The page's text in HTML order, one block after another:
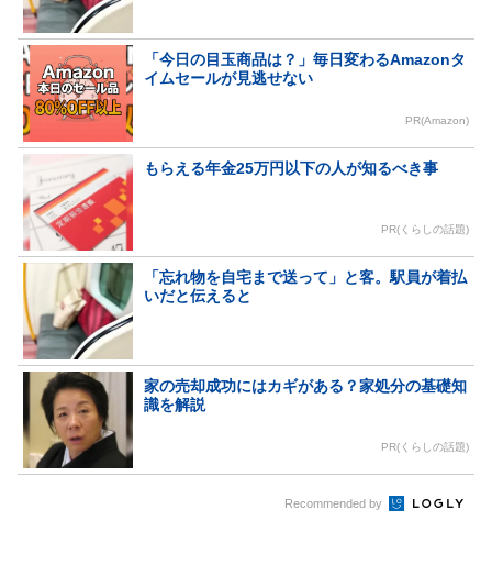
「今日の目玉商品は？」毎日変わるAmazonタ
イムセールが見逃せない
PR(Amazon)
もらえる年金25万円以下の人が知るべき事
PR(くらしの話題)
「忘れ物を自宅まで送って」と客。駅員が着払
いだと伝えると
家の売却成功にはカギがある？家処分の基礎知
識を解説
PR(くらしの話題)
Recommended by